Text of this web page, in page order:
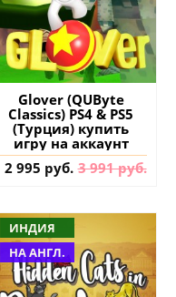
Glover (QUByte
Classics) PS4 & PS5
(Турция) купить
игру на аккаунт
2 995 руб. 3 991 руб.
ИНДИЯ
НА АНГЛ.